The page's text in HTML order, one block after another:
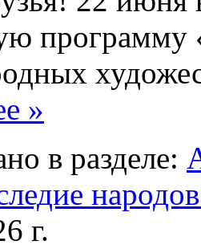
программу
»
в разделе:
г.